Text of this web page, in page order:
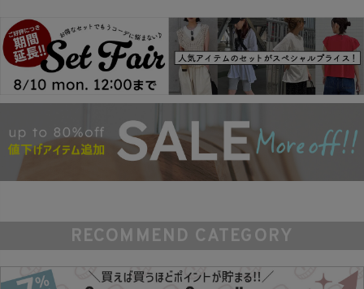
RECOMMEND CATEGORY